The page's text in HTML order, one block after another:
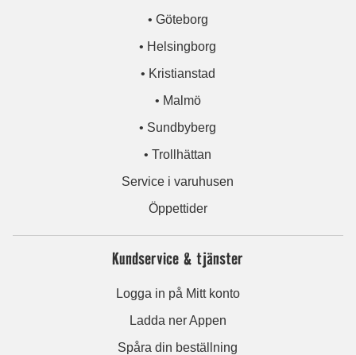
• Göteborg
• Helsingborg
• Kristianstad
• Malmö
• Sundbyberg
• Trollhättan
Service i varuhusen
Öppettider
Kundservice & tjänster
Logga in på Mitt konto
Ladda ner Appen
Spåra din beställning